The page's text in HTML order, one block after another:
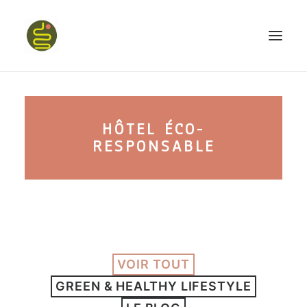
PROGRAMME HAPPY BELLY
MON LIVRE
CONFÉRENCES
podcast kinoa
HÔTEL ÉCO-
RESPONSABLE
VOIR TOUT
GREEN & HEALTHY LIFESTYLE